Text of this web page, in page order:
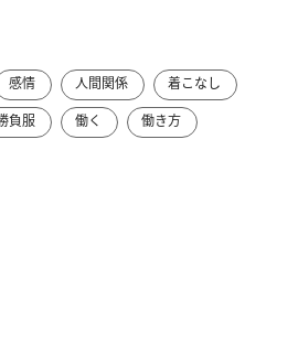
感情 人間関係
着こなし
負服 働く 働き方